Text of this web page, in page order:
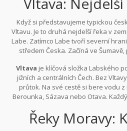
energetiku a
Když si představujeme typickou
Vltavu. Je to druhá nejdelší řeka v
Labe. Zatímco Labe tvoří severní
středem Česka. Začíná ve
Vltava je klíčová složka Labského
jižních a centrálních Čech. Bez
průtok. Na své cestě si bere vodu
Berounka, Sázava nebo Otava.
společně tvoří síť, která
Řeky Moravy: